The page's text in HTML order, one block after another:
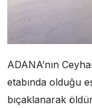
ADANA’nın
etabında olduğu
bıçaklanarak